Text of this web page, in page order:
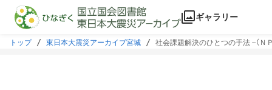
本文に飛ぶ
ギャラリー
トップ 東日本大震災アーカイブ宮城 社会課題解決のひとつの手法 --（Ｎ